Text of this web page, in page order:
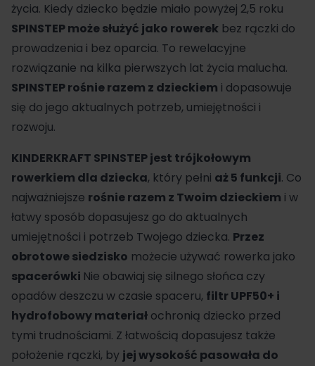
życia. Kiedy dziecko będzie miało powyżej 2,5 roku
SPINSTEP może służyć jako rowerek bez rączki do
prowadzenia i bez oparcia. To rewelacyjne
rozwiązanie na kilka pierwszych lat życia malucha.
SPINSTEP rośnie razem z dzieckiem i dopasowuje
się do jego aktualnych potrzeb, umiejętności i
rozwoju.
KINDERKRAFT SPINSTEP jest trójkołowym
rowerkiem dla dziecka, który pełni aż 5 funkcji. Co
najważniejsze rośnie razem z Twoim dzieckiem i w
łatwy sposób dopasujesz go do aktualnych
umiejętności i potrzeb Twojego dziecka. Przez
obrotowe siedzisko możecie używać rowerka jako
spacerówki Nie obawiaj się silnego słońca czy
opadów deszczu w czasie spaceru, filtr UPF50+ i
hydrofobowy materiał ochronią dziecko przed
tymi trudnościami. Z łatwością dopasujesz także
położenie rączki, by jej wysokość pasowała do